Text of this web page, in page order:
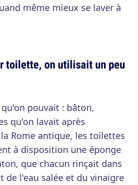
même mieux se laver à
toilette, on utilisait un peu
pouvait : bâton,
qu'on lavait après
Rome antique, les toilettes
à disposition une éponge
que chacun rinçait dans
de l'eau salée et du vinaigre